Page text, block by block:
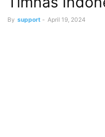
By support - April 19, 2024